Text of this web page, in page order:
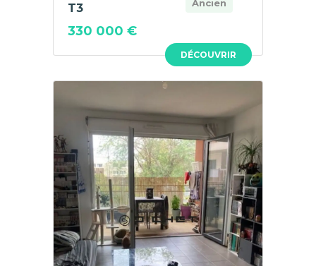
DÉCOUVRIR
Ancien
T3
330 000 €